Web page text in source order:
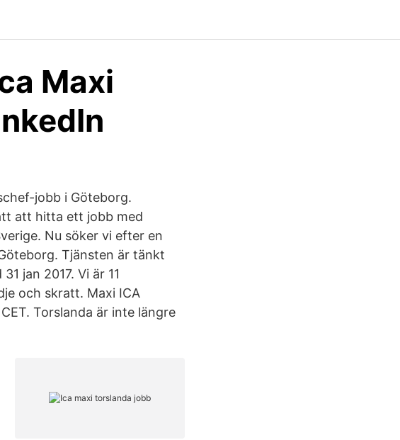
Maxi
jobb i Göteborg.
att hitta ett jobb med
Nu söker vi efter en
Tjänsten är tänkt
jan 2017. Vi är 11
och skratt. Maxi ICA
Torslanda är inte längre